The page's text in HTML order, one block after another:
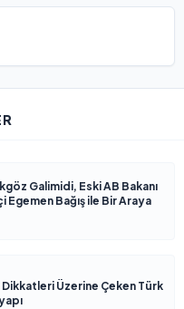
Galimidi, Eski AB Bakanı
Egemen Bağış ile Bir Araya
Dikkatleri Üzerine Çeken Türk